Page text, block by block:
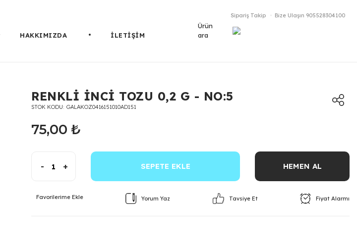
HAKKIMIZDA İLETİŞİM
Sipariş Takip Bize Ulaşın 905528304100
Ürün
ara
RENKLİ İNCİ TOZU 0,2 G - NO:5
STOK KODU GALAKOZ0416151010AD151
75,00 ₺
- + SEPETE EKLE HEMEN AL
Yorum Yaz Tavsiye Et Fiyat Alarmı